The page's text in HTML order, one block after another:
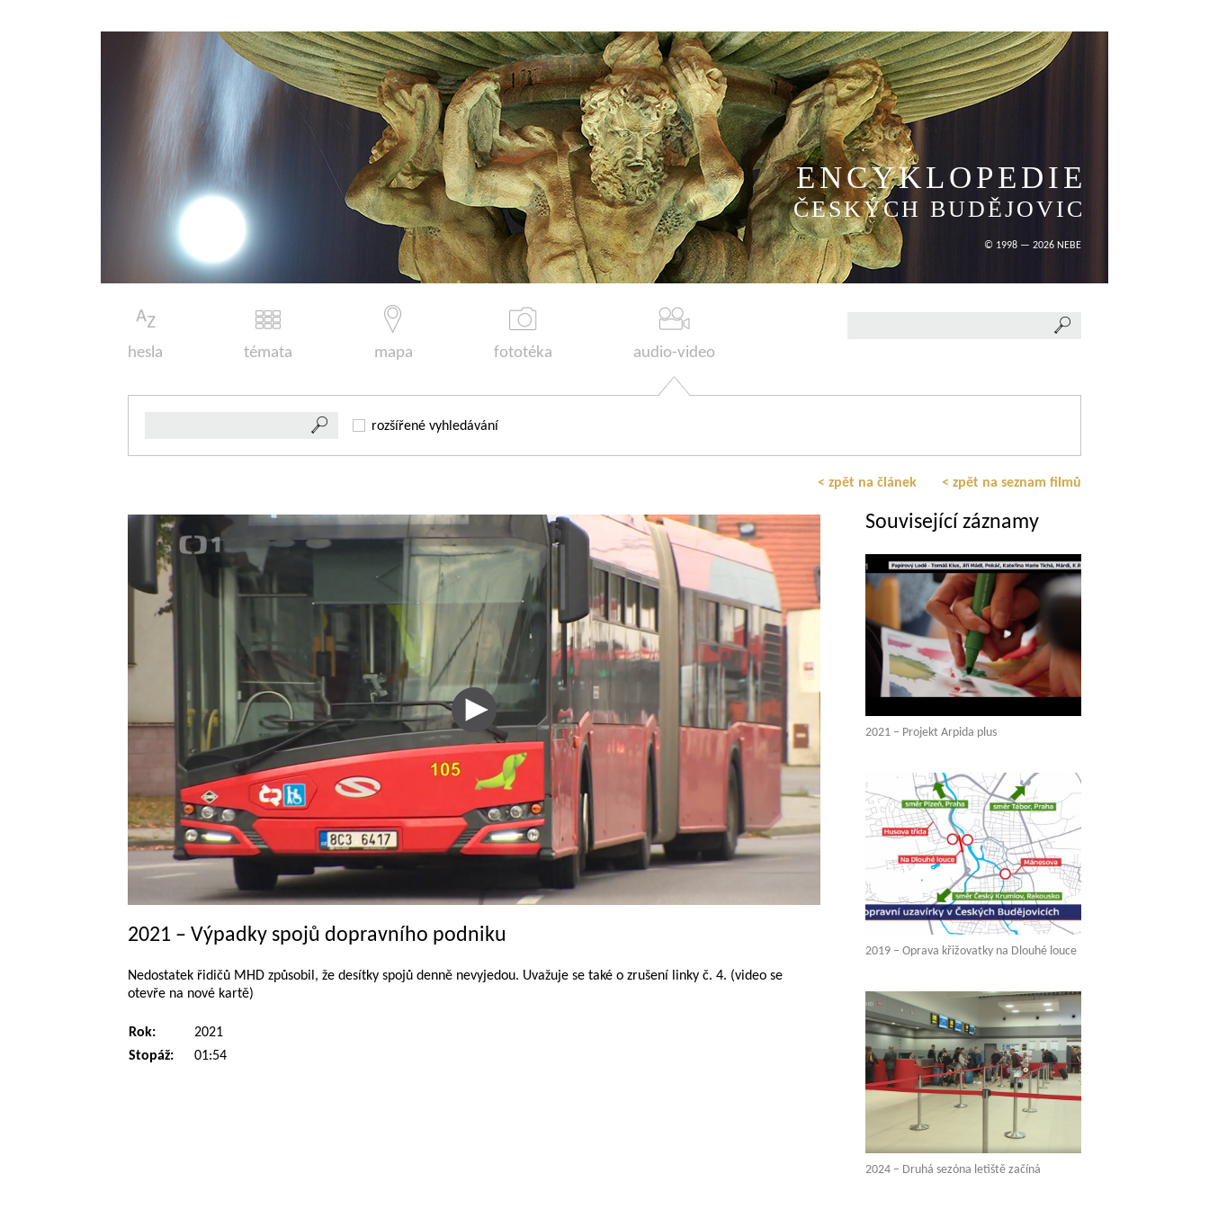
ENCYKLOPEDIE
ČESKÝCH BUDĚJOVIC
© 1998 — 2026 NEBE
hesla témata mapa fototéka audio-video
rozšířené vyhledávání
< zpět na článek < zpět na seznam filmů
2021 – Výpadky spojů dopravního podniku
Nedostatek řidičů MHD způsobil, že desítky spojů denně nevyjedou. Uvažuje se také o zrušení linky č. 4. (video se
otevře na nové kartě)
Rok:
2021
Stopáž:
01:54
Související záznamy
2021 – Projekt Arpida plus
2019 – Oprava křižovatky na Dlouhé louce
2024 – Druhá sezóna letiště začíná